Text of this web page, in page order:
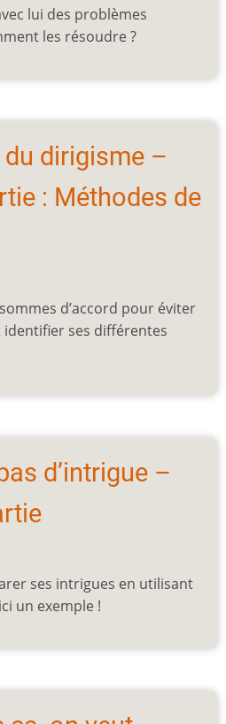
lui des problèmes
les résoudre ?
dirigisme –
: Méthodes de
d’accord pour éviter
ses différentes
d’intrigue –
ses intrigues en utilisant
un exemple !